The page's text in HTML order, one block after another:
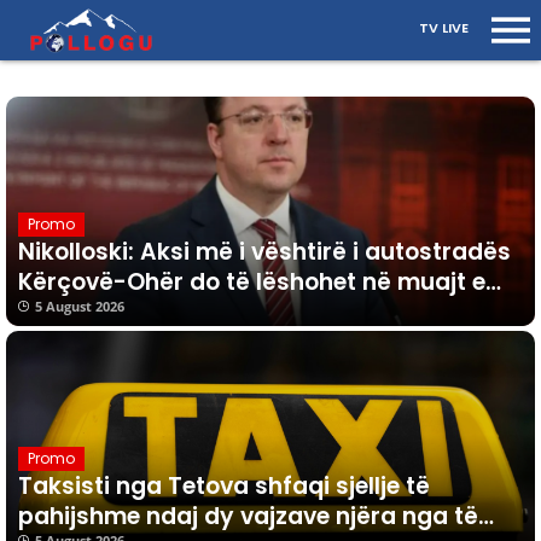
TV LIVE
Promo
Nikolloski: Aksi më i vështirë i autostradës
Kërçovë-Ohër do të lëshohet në muajt e
ardhshëm
5 August 2026
Promo
Taksisti nga Tetova shfaqi sjellje të
pahijshme ndaj dy vajzave njëra nga të